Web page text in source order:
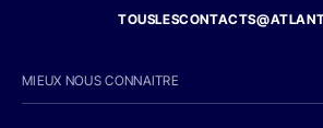
MIEUX NOUS CONNAITRE